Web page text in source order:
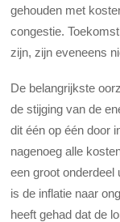
gehouden met
congestie.
zijn, zijn eveneens
De belangrijkste
de stijging van de
dit één op één door
nagenoeg alle
een groot
is de inflatie naar
heeft gehad dat de